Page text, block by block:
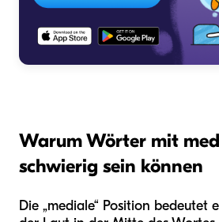
Warum Wörter mit
schwierig sein können
Die „mediale“ Position bedeutet